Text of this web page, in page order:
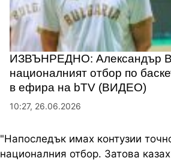
ИЗВЪНРЕДНО: Александър
националният отбор по
в ефира на bTV (ВИДЕО)
10:27, 26.06.2026
"Напоследък имах контузии
националния отбор. Затова